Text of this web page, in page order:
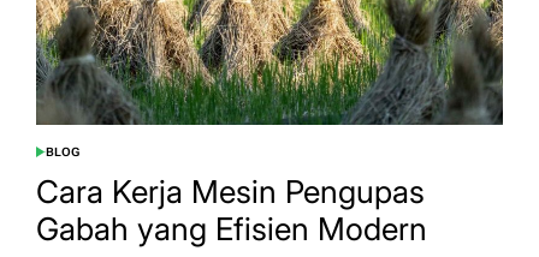
POSTED
BLOG
Cara Kerja Mesin Pengupas
Gabah yang Efisien Modern